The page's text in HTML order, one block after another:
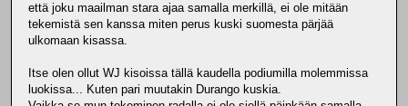
että joku maailman stara ajaa samalla merkillä, ei ole mitään
tekemistä sen kanssa miten perus kuski suomesta pärjää
ulkomaan kisassa.
Itse olen ollut WJ kisoissa tällä kaudella podiumilla molemmissa
luokissa... Kuten pari muutakin Durango kuskia.